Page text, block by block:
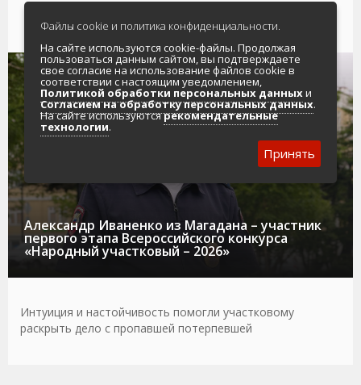
Александр Иваненко из Магадана – участник
первого этапа Всероссийского конкурса
«Народный участковый – 2026»
05.08.2026 ОБЩЕСТВО УЧАСТКОВЫЙ
Интуиция и настойчивость помогли участковому
раскрыть дело с пропавшей потерпевшей
Файлы cookie и политика конфиденциальности.
На сайте используются cookie-файлы. Продолжая
пользоваться данным сайтом, вы подтверждаете
свое согласие на использование файлов cookie в
соответствии с настоящим уведомлением,
Политикой обработки персональных данныхи
Согласием на обработку персональных данных.
На сайте используютсярекомендательные
технологии.
Принять